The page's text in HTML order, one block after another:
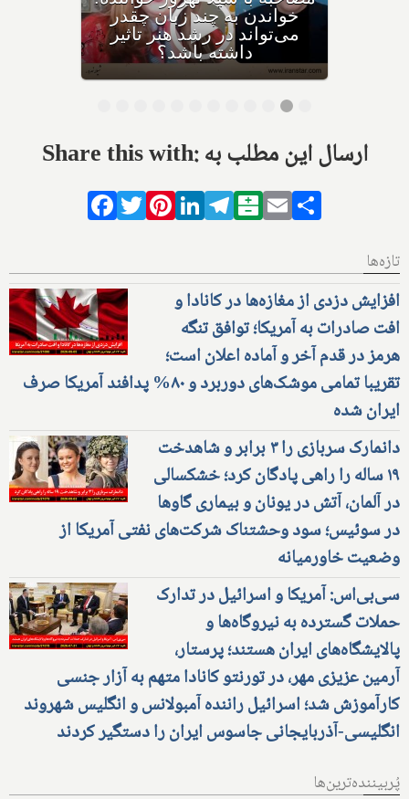
خواندن به چند زبان
می‌تواند در رشد هنر
داشته باشد؟
Share this with: ارسال این مطلب به
Facebook
TwitterPinterestLinkedIn
Telegram
Balatarin
Email
تازه‌ها
افزایش دزدی از مغازه‌ها در کانادا و
افت صادرات به آمریکا؛ توافق تنگه
هرمز در قدم آخر و آماده اعلان است؛
تقریبا تمامی موشک‌های دوربرد و ۸۰% پدافند آمریکا صرف
ایران شده
دانمارک سربازی را ۳ برابر و شاهدخت
۱۹ ساله را راهی پادگان کرد؛ خشکسالی
در آلمان، آتش در یونان و بیماری گاوها
در سوئیس؛ سود وحشتناک شرکت‌های نفتی آمریکا از
وضعیت خاورمیانه
سی‌بی‌اس: آمریکا و اسرائیل در تدارک
حملات گسترده به نیروگاه‌ها و
پالایشگاه‌های ایران هستند؛ پرستار،
آرمین عزیزی مهر، در تورنتو کانادا متهم به آزار جنسی
کارآموزش شد؛ اسرائیل راننده آمبولانس و انگلیس شهروند
انگلیسی-آذربایجانی جاسوس ایران را دستگیر کردند
پُربیننده‌ترین‌ها